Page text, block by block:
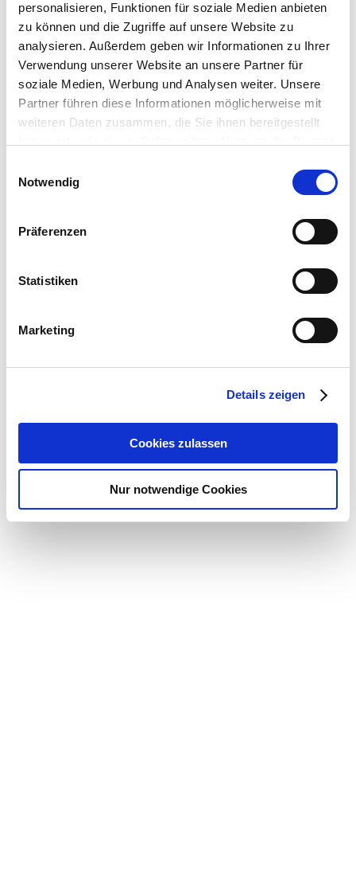
personalisieren, Funktionen für soziale Medien anbieten
zu können und die Zugriffe auf unsere Website zu
analysieren. Außerdem geben wir Informationen zu Ihrer
Verwendung unserer Website an unsere Partner für
soziale Medien, Werbung und Analysen weiter. Unsere
Partner führen diese Informationen möglicherweise mit
weiteren Daten zusammen, die Sie ihnen bereitgestellt
Notwendig
Präferenzen
Statistiken
Marketing
Details zeigen
Cookies zulassen
Nur notwendige Cookies